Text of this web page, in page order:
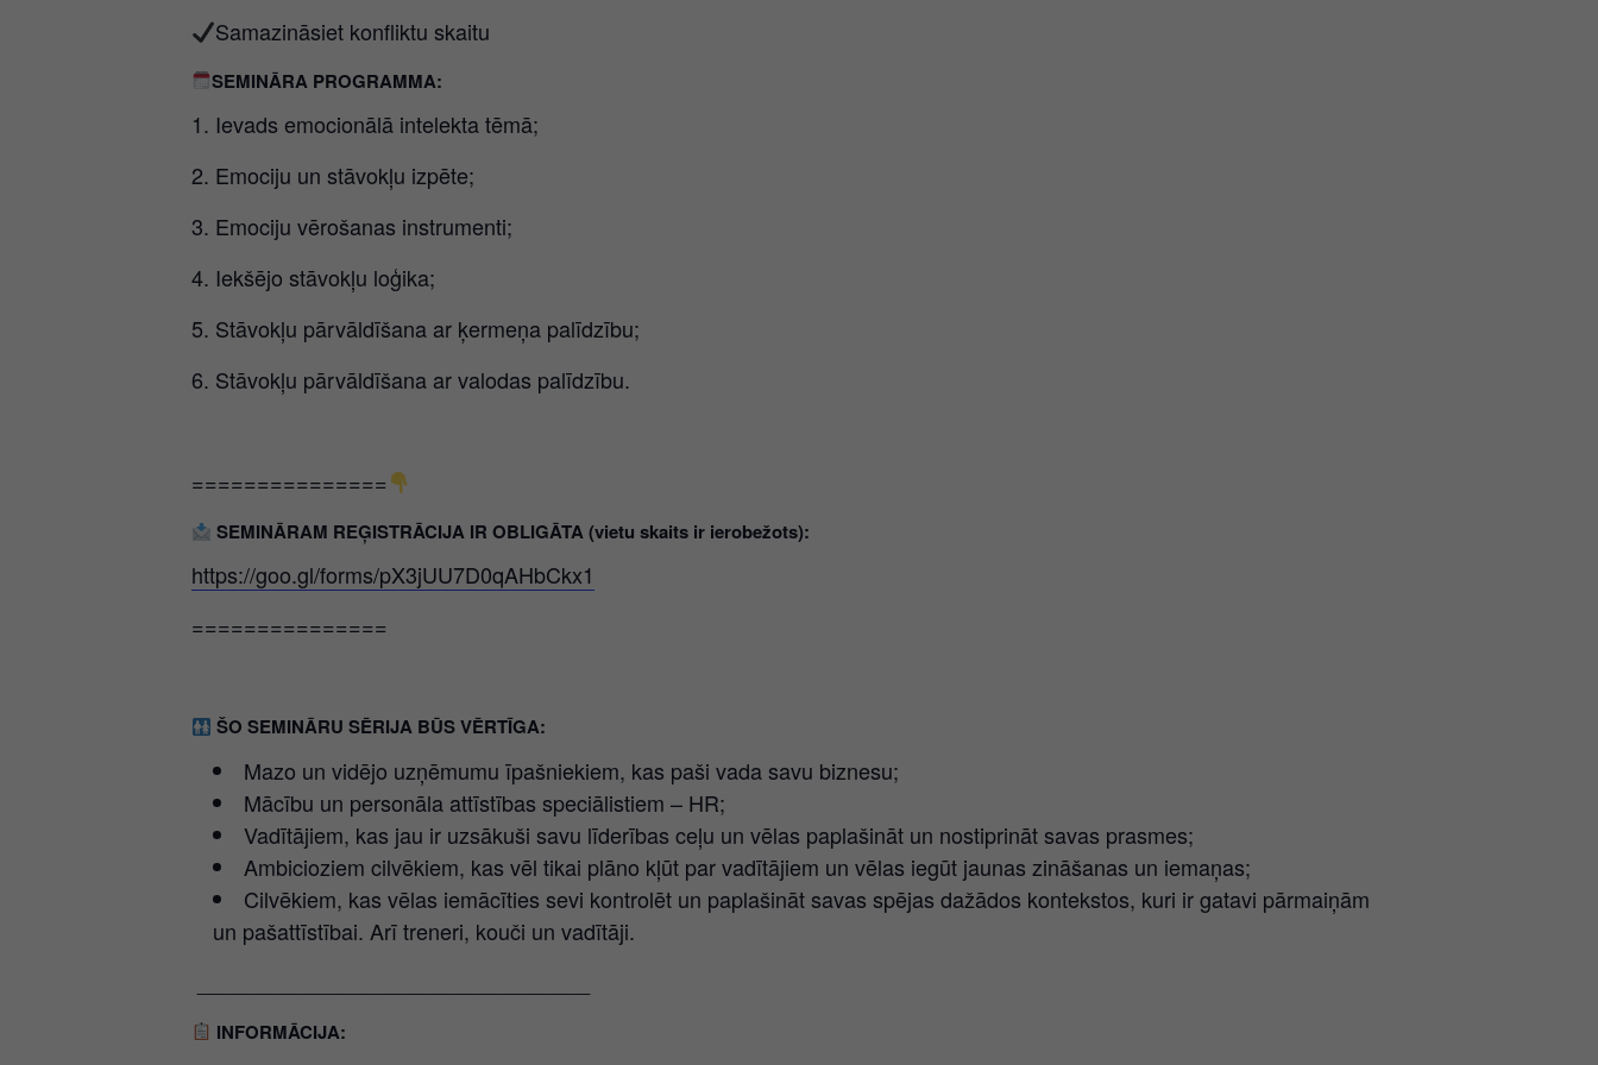
Samazināsiet konfliktu skaitu
SEMINĀRA PROGRAMMA:
1. Ievads emocionālā intelekta tēmā;
2. Emociju un stāvokļu izpēte;
3. Emociju vērošanas instrumenti;
4. Iekšējo stāvokļu loģika;
5. Stāvokļu pārvāldīšana ar ķermeņa palīdzību;
6. Stāvokļu pārvāldīšana ar valodas palīdzību.
===============
SEMINĀRAM REĢISTRĀCIJA IR OBLIGĀTA (vietu skaits ir ierobežots):
https://goo.gl/forms/pX3jUU7D0qAHbCkx1
===============
ŠO SEMINĀRU SĒRIJA BŪS VĒRTĪGA:
Mazo un vidējo uzņēmumu īpašniekiem, kas paši vada savu biznesu;
Mācību un personāla attīstības speciālistiem – HR;
Vadītājiem, kas jau ir uzsākuši savu līderības ceļu un vēlas paplašināt un nostiprināt savas prasmes;
Ambicioziem cilvēkiem, kas vēl tikai plāno kļūt par vadītājiem un vēlas iegūt jaunas zināšanas un iemaņas;
Cilvēkiem, kas vēlas iemācīties sevi kontrolēt un paplašināt savas spējas dažādos kontekstos, kuri ir gatavi pārmaiņām
un pašattīstībai. Arī treneri, kouči un vadītāji.
INFORMĀCIJA: